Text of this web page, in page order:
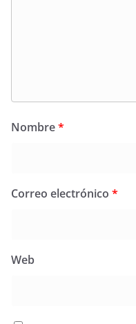
Nombre*
Correo electrónico *
Web